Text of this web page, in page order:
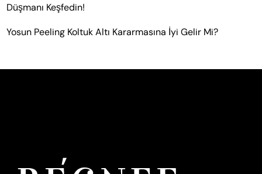
Düşmanı Keşfedin!
Yosun Peeling Koltuk Altı Kararmasına İyi Gelir Mi?